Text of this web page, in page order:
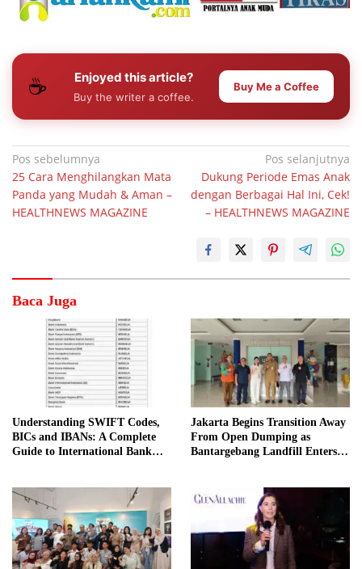
☕ Enjoyed this article?
Buy the writer a coffee.
Buy Me a Coffee
Navigasi
pos
Pos sebelumnya
25 Cara Menghilangkan Mata
Panda yang Mudah & Aman –
HEALTHNEWS MAGAZINE
Pos selanjutnya
Dukung Periode Emas Anak
dengan Berbagai Hal Ini, Cek!
– HEALTHNEWS MAGAZINE
Baca Juga
Understanding SWIFT Codes,
BICs and IBANs: A Complete
Guide to International Bank
Jakarta Begins Transition Away
From Open Dumping as
Bantargebang Landfill Enters